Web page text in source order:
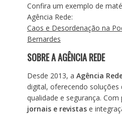
Confira um exemplo de
Agência Rede:
Caos e Desordenação na
Bernardes
SOBRE A AGÊNCIA REDE
Desde 2013, a Agência
digital, oferecendo soluções
qualidade e segurança. Com
jornais e revistase